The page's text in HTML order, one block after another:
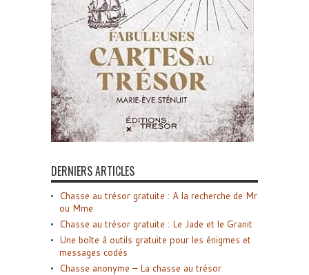
DERNIERS ARTICLES
Chasse au trésor gratuite : A la recherche de Mr
ou Mme
Chasse au trésor gratuite : Le Jade et le Granit
Une boîte à outils gratuite pour les énigmes et
messages codés
Chasse anonyme – La chasse au trésor